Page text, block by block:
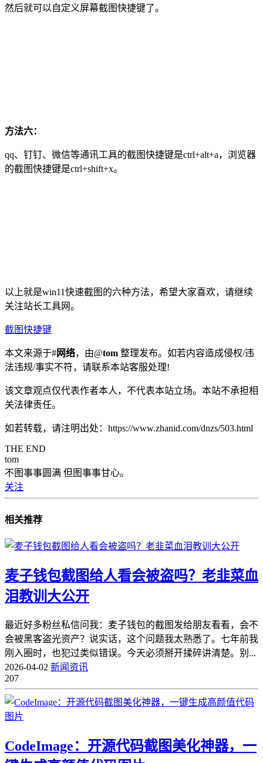
然后就可以自定义屏幕截图快捷键了。
方法六：
qq、钉钉、微信等通讯工具的截图快捷键是ctrl+alt+a，浏览器
的截图快捷键是ctrl+shift+x。
以上就是win11快速截图的六种方法，希望大家喜欢，请继续
关注站长工具网。
截图快捷键
本文来源于#网络，由@tom 整理发布。如若内容造成侵权/违
法违规/事实不符，请联系本站客服处理!
该文章观点仅代表作者本人，不代表本站立场。本站不承担相
关法律责任。
如若转载，请注明出处：https://www.zhanid.com/dnzs/503.html
THE END
tom
不图事事圆满 但图事事甘心。
关注
相关推荐
麦子钱包截图给人看会被盗吗？老韭菜血
泪教训大公开
最近好多粉丝私信问我：麦子钱包的截图发给朋友看看，会不
会被黑客盗光资产？说实话，这个问题我太熟悉了。七年前我
刚入圈时，也犯过类似错误。今天必须掰开揉碎讲清楚。别...
2026-04-02 新闻资讯
207
CodeImage：开源代码截图美化神器，一